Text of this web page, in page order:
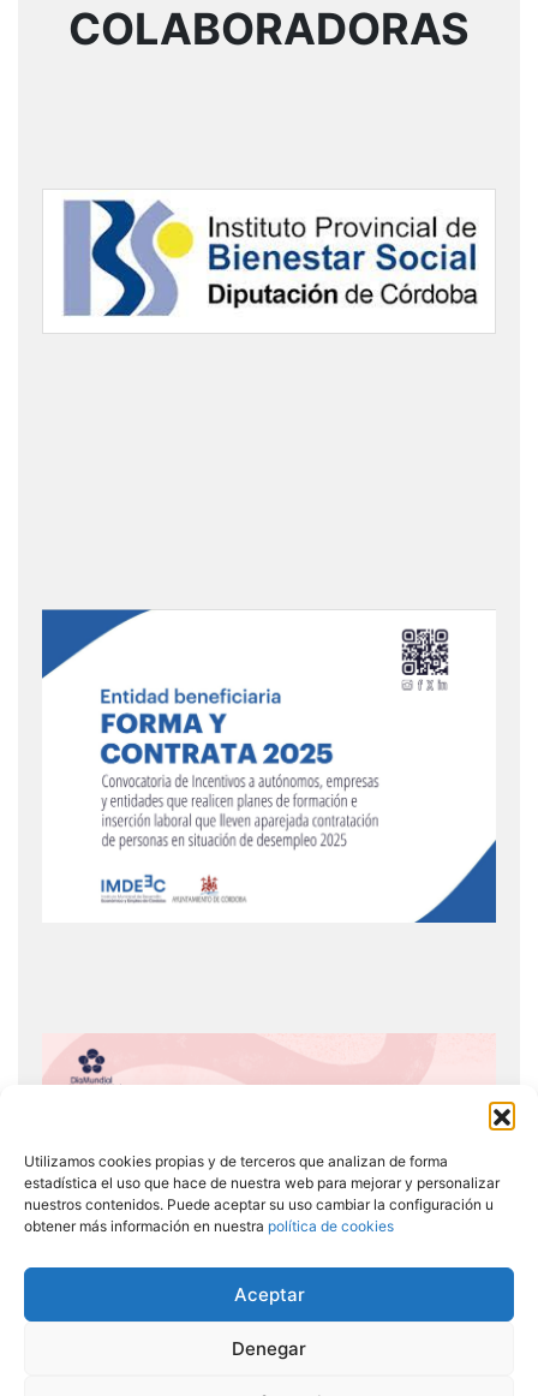
Utilizamos cookies propias y de terceros que analizan de forma
estadística el uso que hace de nuestra web para mejorar y personalizar
nuestros contenidos. Puede aceptar su uso cambiar la configuración u
obtener más información en nuestra política de cookies
Aceptar
Denegar
COLABORADORAS